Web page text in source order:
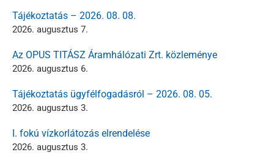
Tájékoztatás – 2026. 08. 08.
2026. augusztus 7.
Az OPUS TITÁSZ Áramhálózati Zrt. közleménye
2026. augusztus 6.
Tájékoztatás ügyfélfogadásról – 2026. 08. 05.
2026. augusztus 3.
I. fokú vízkorlátozás elrendelése
2026. augusztus 3.